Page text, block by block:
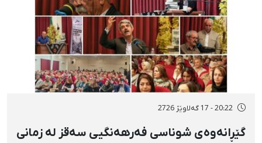
20:22 - 17 گەلاوێژ 2726
گێڕانەوەی شوناسی فەرهەنگیی سەقز لە زمانی